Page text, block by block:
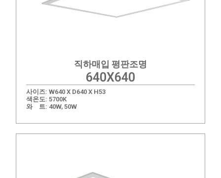
직하매입 평판조명​
640X640
사이즈: W640 X D640 X H53
색온도: 5700K
와 트: 40W, 50W